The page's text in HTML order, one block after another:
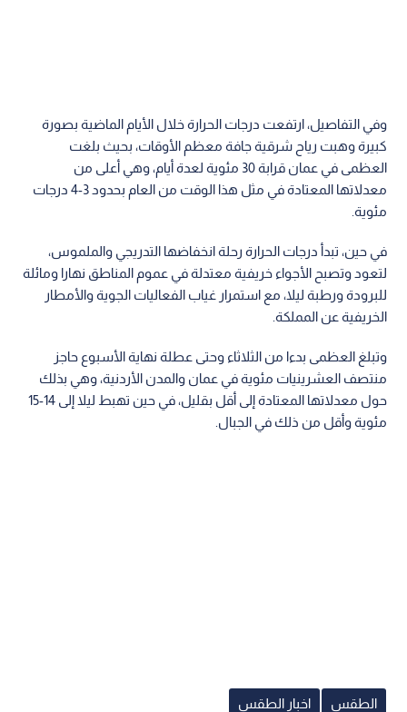
وفي التفاصيل، ارتفعت درجات الحرارة خلال الأيام الماضية بصورة
كبيرة وهبت رياح شرقية جافة معظم الأوقات، بحيث بلغت
العظمى في عمان قرابة 30 مئوية لعدة أيام، وهي أعلى من
معدلاتها المعتادة في مثل هذا الوقت من العام بحدود 3-4 درجات
مئوية.
في حين، تبدأ درجات الحرارة رحلة انخفاضها التدريجي والملموس،
لتعود وتصبح الأجواء خريفية معتدلة في عموم المناطق نهارا ومائلة
للبرودة ورطبة ليلا، مع استمرار غياب الفعاليات الجوية والأمطار
الخريفية عن المملكة.
وتبلغ العظمى بدءا من الثلاثاء وحتى عطلة نهاية الأسبوع حاجز
منتصف العشرينيات مئوية في عمان والمدن الأردنية، وهي بذلك
حول معدلاتها المعتادة إلى أقل بقليل، في حين تهبط ليلا إلى 14-15
مئوية وأقل من ذلك في الجبال.
الطقس اخبار الطقس